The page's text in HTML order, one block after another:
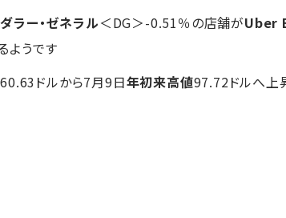
ダラー・ゼネラル＜DG＞-0.51％の店舗がUber
ようです
60.63ドルから7月9日年初来高値97.72ドルへ上